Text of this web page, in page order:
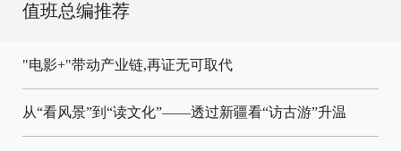
值班总编推荐
"电影+"带动产业链,再证无可取代
从“看风景”到“读文化”——透过新疆看“访古游”升温